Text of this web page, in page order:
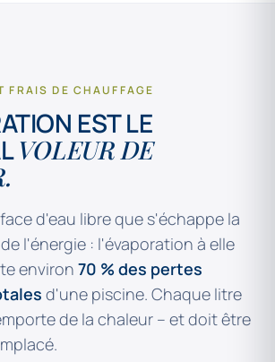
FRAIS DE CHAUFFAGE
EST LE
VOLEUR DE
d'eau libre que s'échappe la
l'énergie : l'évaporation à elle
environ 70 % des pertes
d'une piscine. Chaque litre
de la chaleur – et doit être